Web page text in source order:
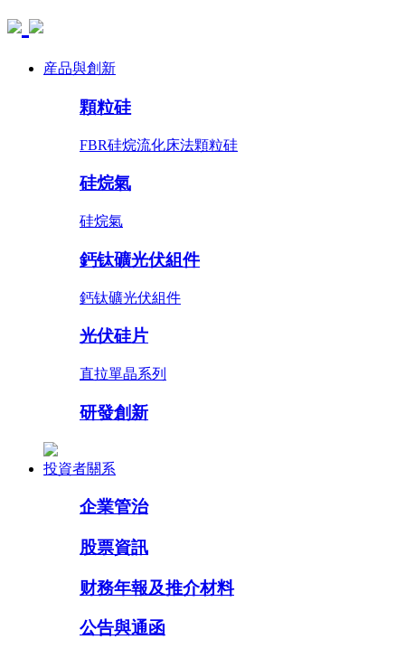
産品與創新
顆粒硅
FBR硅烷流化床法顆粒硅
硅烷氣
硅烷氣
鈣钛礦光伏組件
鈣钛礦光伏組件
光伏硅片
直拉單晶系列
研發創新
投資者關系
企業管治
股票資訊
财務年報及推介材料
公告與通函